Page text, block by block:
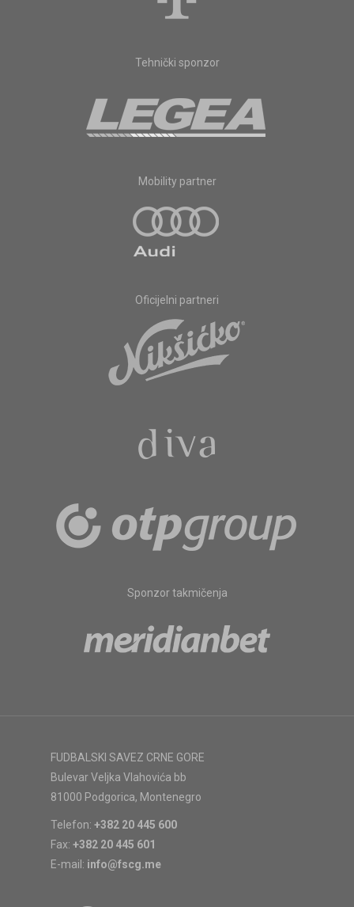
Tehnički sponzor
Mobility partner
Oficijelni partneri
Sponzor takmičenja
FUDBALSKI SAVEZ CRNE GORE
Bulevar Veljka Vlahovića bb
81000 Podgorica, Montenegro
Telefon: +382 20 445 600
Fax: +382 20 445 601
E-mail: info@fscg.me